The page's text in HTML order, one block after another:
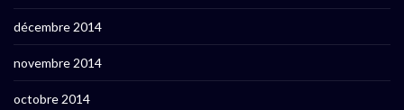
décembre 2014
novembre 2014
octobre 2014